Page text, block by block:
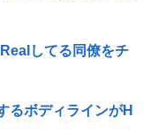
してる同僚をチ
るボディラインがH